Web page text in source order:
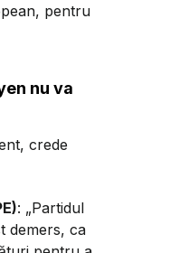
pentru
nu va
crede
: „Partidul
demers, ca